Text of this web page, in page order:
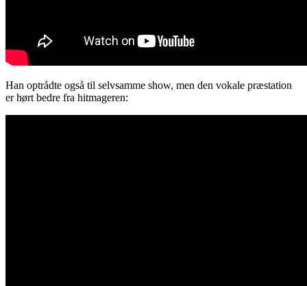
Han optrådte også til selvsamme show, men den vokale præstation
er hørt bedre fra hitmageren: